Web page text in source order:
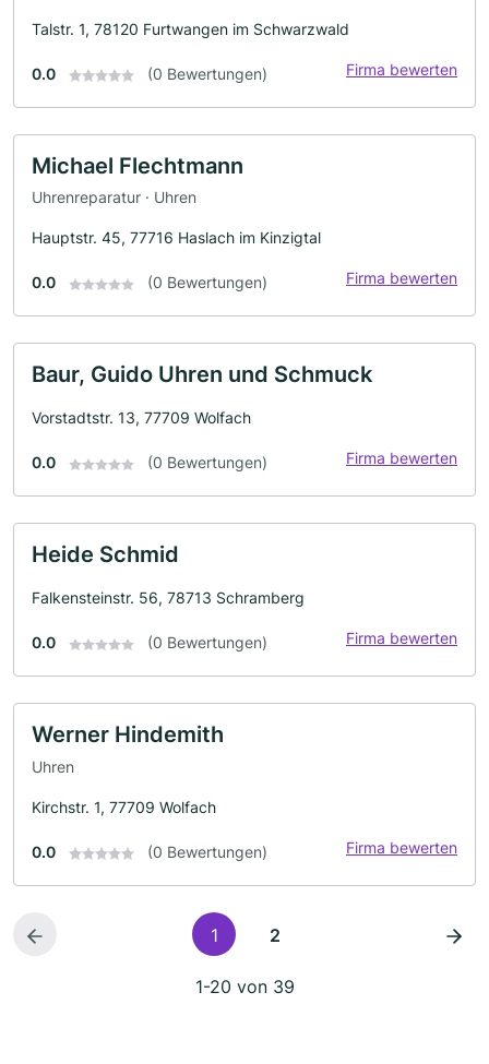
Talstr. 1, 78120 Furtwangen im Schwarzwald
0.0 (0 Bewertungen) Firma bewerten
Michael Flechtmann
Uhrenreparatur · Uhren
Hauptstr. 45, 77716 Haslach im Kinzigtal
0.0 (0 Bewertungen) Firma bewerten
Baur, Guido Uhren und Schmuck
Vorstadtstr. 13, 77709 Wolfach
0.0 (0 Bewertungen) Firma bewerten
Heide Schmid
Falkensteinstr. 56, 78713 Schramberg
0.0 (0 Bewertungen) Firma bewerten
Werner Hindemith
Uhren
Kirchstr. 1, 77709 Wolfach
0.0 (0 Bewertungen) Firma bewerten
1 2
1-20 von 39